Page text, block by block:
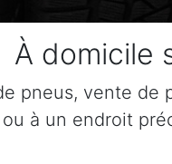
À domicile
pneus, vente
à un endroit